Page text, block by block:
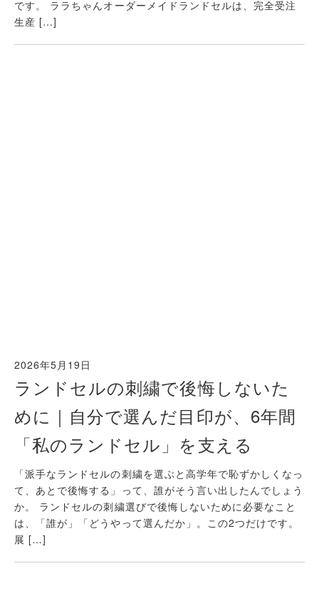
です。 ララちゃんオーダーメイドランドセルは、完全受注
生産 […]
2026年5月19日
ランドセルの刺繍で後悔しないた
めに｜自分で選んだ目印が、6年間
「私のランドセル」を支える
「派手なランドセルの刺繍を選ぶと高学年で恥ずかしくなっ
て、あとで後悔する」って、誰がそう言い出したんでしょう
か。 ランドセルの刺繍選びで後悔しないために必要なこと
は、「誰が」「どうやって選んだか」。この2つだけです。
展 […]